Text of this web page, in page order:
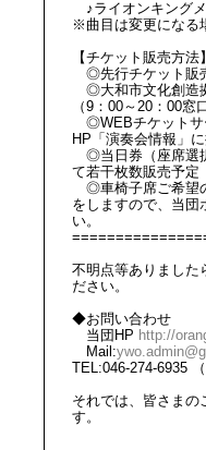
♪ライオンキング
※曲目は変更になる
【チケット販売方法】
◎先行チケット販
◎大和市文化創造
（9：00～20：00窓
◎WEBチケットサ
HP「演奏会情報」
◎当日券（座席選
て若干枚数販売予定
◎車椅子席ご希望
をしますので、当団
い。
不明点等ありました
ださい。
◆お問い合わせ
当団HP http://
Mail:
TEL:046-274-6935
それでは、皆さまの
す。